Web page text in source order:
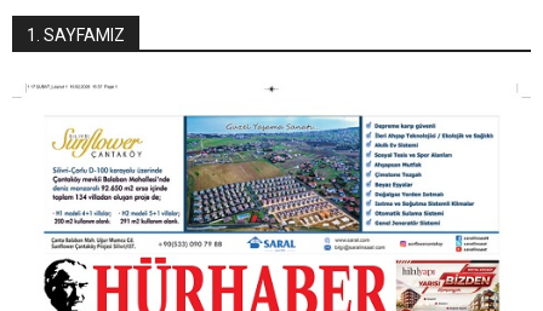
1. SAYFAMIZ